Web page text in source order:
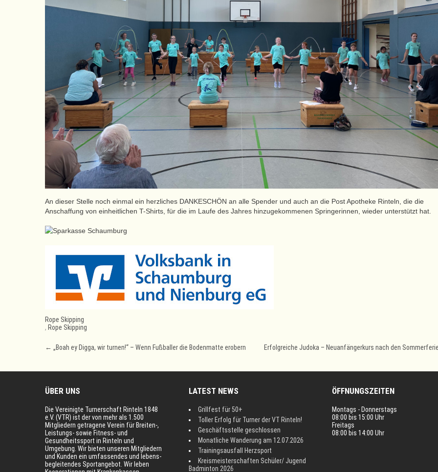
An dieser Stelle noch einmal ein herzliches DANKESCHÖN an alle Spender und auch an die Post Apotheke Rinteln, die die
Anschaffung von einheitlichen T-Shirts, für die im Laufe des Jahres hinzugekommenen Springerinnen, wieder unterstützt hat.
Rope Skipping
, Rope Skipping
Post
← „Boah ey Digga, wir turnen!“ – Wenn Fußballer die Bodenmatte erobern Erfolgreiche Judoka – Neuanfängerkurs nach den
ÜBER UNS
Die Vereinigte Turnerschaft Rinteln 1848
e.V. (VTR) ist der von mehr als 1.500
Mitgliedern getragene Verein für Breiten-,
Leistungs- sowie Fitness- und
Gesundheitssport in Rinteln und
Umgebung. Wir bieten unseren Mitgliedern
und Kunden ein umfassendes und lebens-
begleitendes Sportangebot. Wir leben
LATEST NEWS
Grillfest für 50+
Toller Erfolg für Turner der VT Rinteln!
Geschäftsstelle geschlossen
Monatliche Wanderung am 12.07.2026
Trainingsausfall Herzsport
Kreismeisterschaften Schüler/ Jugend
Badminton 2026
ÖFFNUNGSZEITEN
Montags - Donnerstags
08:00 bis 15:00 Uhr
Freitags
08:00 bis 14:00 Uhr